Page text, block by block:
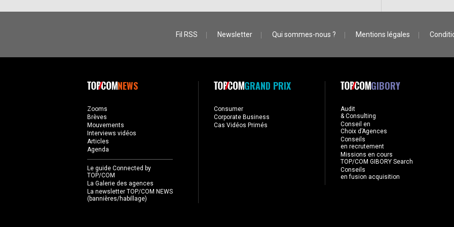
Fil RSS Newsletter Qui sommes-nous ? Mentions légales
NEWS
Zooms
Brèves
Mouvements
Interviews vidéos
Articles
Agenda
Le guide Connected by
TOP/COM
La Galerie des agences
La newsletter TOP/COM NEWS
(bannières/habillage)
GRAND PRIX
Consumer
Corporate Business
Cas Vidéos Primés
GIBORY
Audit
& Consulting
Conseil en
Choix d’Agences
Conseils
en recrutement
Missions en cours
TOP/COM GIBORY Search
Conseils
en fusion acquisition